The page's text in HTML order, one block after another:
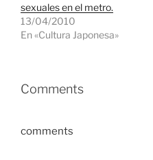
sexuales en el metro.
13/04/2010
En «Cultura Japonesa»
Comments
comments